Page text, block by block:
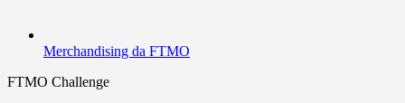
Merchandising da FTMO
FTMO Challenge